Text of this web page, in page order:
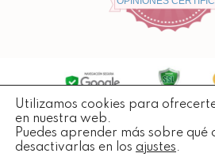
7
a
t
n
Copyright ©2026 Todos
Utilizamos cookies para
en nuestra web.
Puedes aprender más sobre qué
desactivarlas en los ajustes.